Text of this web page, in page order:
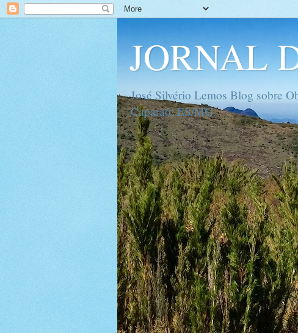
JORNAL
José Silvério Lemos Blog sobre
Caparaó, ES/MG.